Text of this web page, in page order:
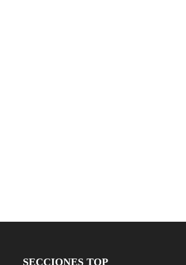
SECCIONES TOP